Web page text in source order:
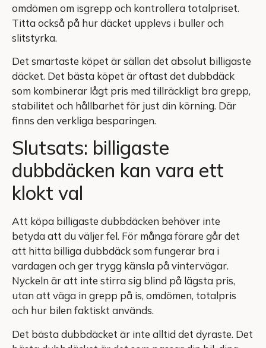
omdömen om isgrepp och kontrollera totalpriset.
Titta också på hur däcket upplevs i buller och
slitstyrka.
Det smartaste köpet är sällan det absolut billigaste
däcket. Det bästa köpet är oftast det dubbdäck
som kombinerar lågt pris med tillräckligt bra grepp,
stabilitet och hållbarhet för just din körning. Där
finns den verkliga besparingen.
Slutsats: billigaste
dubbdäcken kan vara ett
klokt val
Att köpa billigaste dubbdäcken behöver inte
betyda att du väljer fel. För många förare går det
att hitta billiga dubbdäck som fungerar bra i
vardagen och ger trygg känsla på vintervägar.
Nyckeln är att inte stirra sig blind på lägsta pris,
utan att väga in grepp på is, omdömen, totalpris
och hur bilen faktiskt används.
Det bästa dubbdäcket är inte alltid det dyraste. Det